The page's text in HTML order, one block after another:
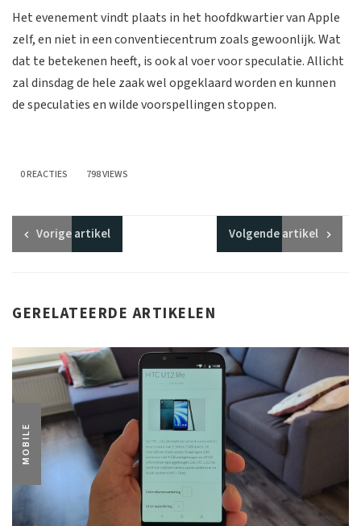
Het evenement vindt plaats in het hoofdkwartier van Apple
zelf, en niet in een conventiecentrum zoals gewoonlijk. Wat
dat te betekenen heeft, is ook al voer voor speculatie. Allicht
zal dinsdag de hele zaak wel opgeklaard worden en kunnen
de speculaties en wilde voorspellingen stoppen.
0 REACTIES 798 VIEWS
Vorigeartikel Volgendeartikel
GERELATEERDE ARTIKELEN
MOBILE